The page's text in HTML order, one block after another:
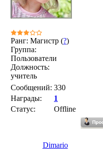
Ранг: Магистр (?)
Группа:
Пользователи
Должность:
учитель
Сообщений: 330
Награды:
1
Статус:
Offline
Dimario